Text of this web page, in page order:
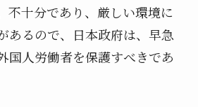
不十分であり、厳しい環境に
るので、
日本政府は、早急
国人労働者を保護すべきであ